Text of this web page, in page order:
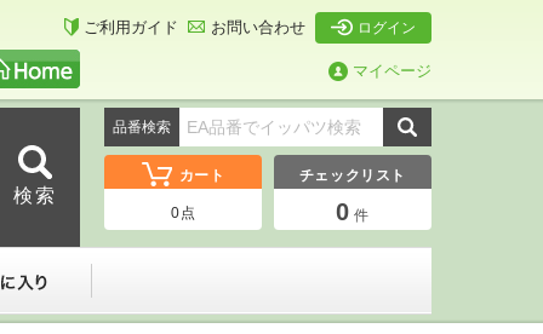
ご利用ガイド お問い合わせ ログイン
マイページ
品番検索
カート
0点
チェックリスト
0 件